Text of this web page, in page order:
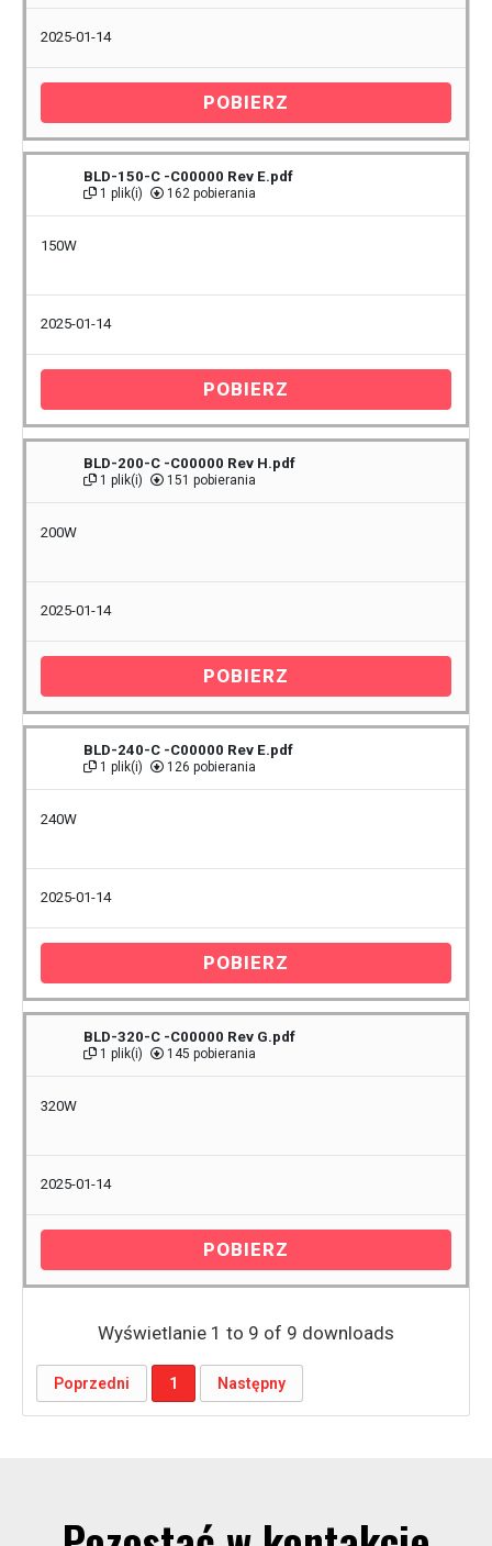
2025-01-14
POBIERZ
BLD-150-C -C00000 Rev E.pdf
1 plik(i) 162 pobierania
150W
2025-01-14
POBIERZ
BLD-200-C -C00000 Rev H.pdf
1 plik(i) 151 pobierania
200W
2025-01-14
POBIERZ
BLD-240-C -C00000 Rev E.pdf
1 plik(i) 126 pobierania
240W
2025-01-14
POBIERZ
BLD-320-C -C00000 Rev G.pdf
1 plik(i) 145 pobierania
320W
2025-01-14
POBIERZ
Wyświetlanie 1 to 9 of 9 downloads
Poprzedni 1 Następny